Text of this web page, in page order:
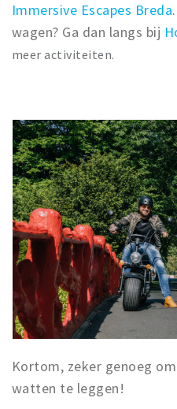
Immersive Escapes Breda
wagen? Ga dan langs bij
meer activiteiten.
Kortom, zeker genoeg
watten te leggen!